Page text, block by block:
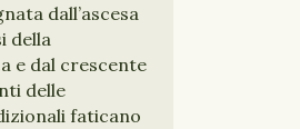
dall’ascesa
della
e dal crescente
delle
faticano